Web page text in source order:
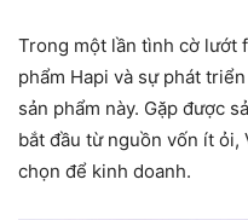
Trong một lần tình cờ lướt
phẩm Hapi và sự phát
sản phẩm này. Gặp được
bắt đầu từ nguồn vốn ít ỏi,
chọn để kinh doanh.